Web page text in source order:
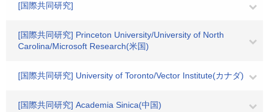
[国際共同研究]
[国際共同研究] Princeton University/University of North
Carolina/Microsoft Research(米国)
[国際共同研究] University of Toronto/Vector Institute(カナダ)
[国際共同研究] Academia Sinica(中国)